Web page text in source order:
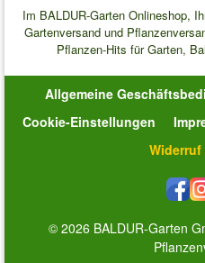
Im BALDUR-Garten Onlineshop,
Gartenversand und
Pflanzen-Hits für Garten,
Allgemeine
Cookie-Einstellungen
Widerruf
© 2026 BALDUR-Garten